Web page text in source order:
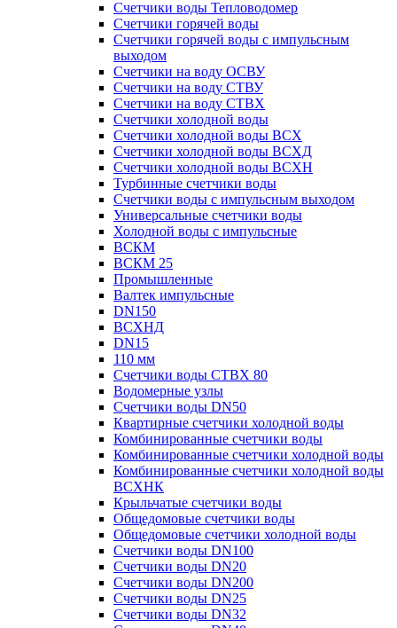
Счетчики воды Тепловодомер
Счетчики горячей воды
Счетчики горячей воды с импульсным
выходом
Счетчики на воду ОСВУ
Счетчики на воду СТВУ
Счетчики на воду СТВХ
Счетчики холодной воды
Счетчики холодной воды ВСХ
Счетчики холодной воды ВСХД
Счетчики холодной воды ВСХН
Турбинные счетчики воды
Счетчики воды с импульсным выходом
Универсальные счетчики воды
Холодной воды с импульсные
ВСКМ
ВСКМ 25
Промышленные
Валтек импульсные
DN150
ВСХНД
DN15
110 мм
Счетчики воды СТВХ 80
Водомерные узлы
Счетчики воды DN50
Квартирные счетчики холодной воды
Комбинированные счетчики воды
Комбинированные счетчики холодной воды
Комбинированные счетчики холодной воды
ВСХНК
Крыльчатые счетчики воды
Общедомовые счетчики воды
Общедомовые счетчики холодной воды
Счетчики воды DN100
Счетчики воды DN20
Счетчики воды DN200
Счетчики воды DN25
Счетчики воды DN32